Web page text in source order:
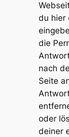
du hier
die
nach
Seite
oder
deiner